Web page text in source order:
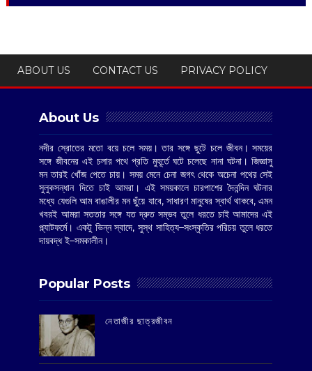
ABOUT US CONTACT US PRIVACY POLICY
About Us
নদীর স্রোতের মতো বয়ে চলে সময়। তার সঙ্গে ছুটে চলে জীবন। সময়ের
সঙ্গে জীবনের এই চলার পথে প্রতি মুহূর্তে ঘটে চলেছে নানা ঘটনা। জিজ্ঞাসু
মন তারই খোঁজ পেতে চায়। সময় মেনে চেনা জগৎ থেকে অচেনা পথের সেই
সুলুকসন্ধান দিতে চাই আমরা। এই সময়কালে চারপাশের দৈনন্দিন ঘটনার
মধ্যে যেগুলি আম বাঙালীর মন ছুঁয়ে যাবে, সাধারণ মানুষের স্বার্থ থাকবে, এমন
খবরই আমরা সততার সঙ্গে যত দ্রুত সম্ভব তুলে ধরতে চাই আমাদের এই
প্ল্যাটফর্মে। একটু ভিন্ন স্বাদে, সুস্থ সাহিত্য–সংস্কৃতির পরিচয় তুলে ধরতে
দায়বদ্ধ ই–সমকালীন।
Popular Posts
‌নেতাজীর ছাত্রজীবন